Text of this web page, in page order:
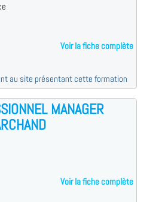
Voir la fiche complète
au site présentant cette formation
MANAGER
Voir la fiche complète